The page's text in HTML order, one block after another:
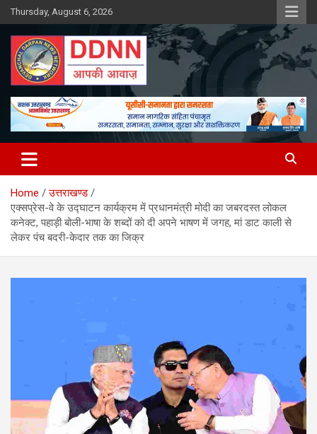
Skip
to
content
Thursday, August 6, 2026
DDNN
Home
उत्तराखण्ड
एक्सप्रेस-वे के उद्घाटन कार्यक्रम में प्रधानमंत्री मोदी का जबरदस्त लोकल
कनेक्ट, पहाड़ी बोली-भाषा के शब्दों को दी अपने भाषण में जगह, मां डाट काली से
लेकर पंच बदरी-केदार तक का जिक्र